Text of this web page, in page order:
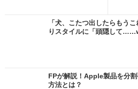
「犬、こたつ出したらもう
りスタイルに「頭隠して
FPが解説！Apple製品を分
方法とは？